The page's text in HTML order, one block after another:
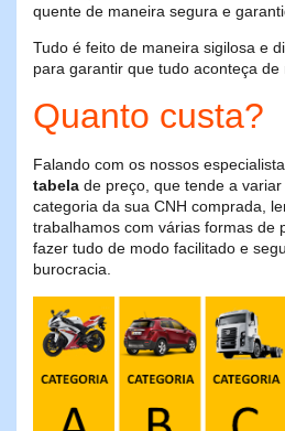
quente de maneira segura e
Tudo é feito de maneira sigilosa e
para garantir que tudo aconteça de
Quanto custa?
Falando com os nossos
tabela de preço, que tende a
categoria da sua CNH comprada,
trabalhamos com várias formas de
fazer tudo de modo facilitado e
burocracia.